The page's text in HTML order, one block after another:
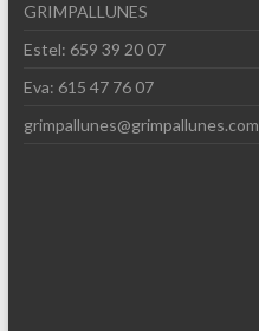
GRIMPALLUNES
Estel: 659 39 20 07
Eva: 615 47 76 07
grimpallunes@grimpallunes.com